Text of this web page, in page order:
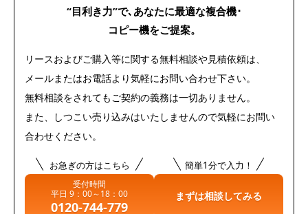
“目利き力”で､あなたに最適な複合機･
コピー機をご提案。
リースおよびご購入等に関する無料相談や見積依頼は、
メールまたはお電話より気軽にお問い合わせ下さい。
無料相談をされてもご契約の義務は一切ありません。
また、しつこい売り込みはいたしませんので気軽にお問い
合わせください。
お急ぎの方はこちら
受付時間
平日 9：00～18：00
0120-744-779
簡単1分で入力！
まずは相談してみる